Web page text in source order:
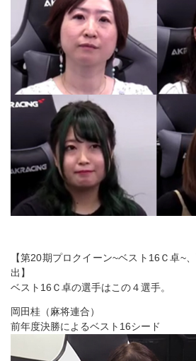
【第20期プロクイーン~ベスト16Ｃ卓~
出】
ベスト16Ｃ卓の選手はこの４選手。
岡田桂（麻将連合）
前年度決勝によるベスト16シード